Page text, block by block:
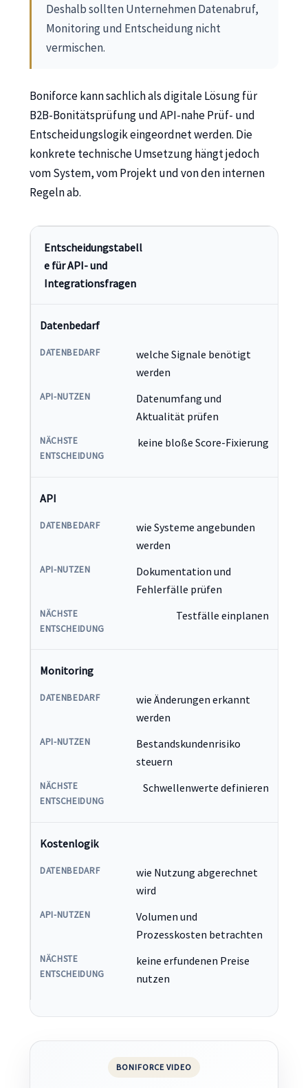
Deshalb sollten Unternehmen Datenabruf,
Monitoring und Entscheidung nicht
vermischen.
Boniforce kann sachlich als digitale Lösung für
B2B-Bonitätsprüfung und API-nahe Prüf- und
Entscheidungslogik eingeordnet werden. Die
konkrete technische Umsetzung hängt jedoch
vom System, vom Projekt und von den internen
Regeln ab.
Entscheidungstabell
e für API- und
Integrationsfragen
Datenbedarf
welche Signale benötigt
werden
Datenumfang und
Aktualität prüfen
keine bloße Score-Fixierung
API
wie Systeme angebunden
werden
Dokumentation und
Fehlerfälle prüfen
Testfälle einplanen
Monitoring
wie Änderungen erkannt
werden
Bestandskundenrisiko
steuern
Schwellenwerte definieren
Kostenlogik
wie Nutzung abgerechnet
wird
Volumen und
Prozesskosten betrachten
keine erfundenen Preise
nutzen
BONIFORCE VIDEO